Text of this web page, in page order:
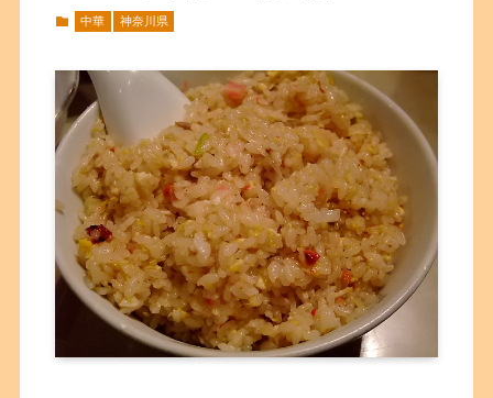
中華 神奈川県